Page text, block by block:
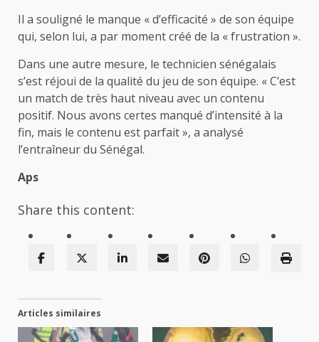
Il a souligné le manque « d’efficacité » de son équipe
qui, selon lui, a par moment créé de la « frustration ».
Dans une autre mesure, le technicien sénégalais
s’est réjoui de la qualité du jeu de son équipe. « C’est
un match de très haut niveau avec un contenu
positif. Nous avons certes manqué d’intensité à la
fin, mais le contenu est parfait », a analysé
l’entraîneur du Sénégal.
Aps
Share this content:
Articles similaires